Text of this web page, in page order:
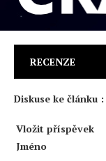
RECENZE
Diskuse ke článku :
Vložit příspěvek
Jméno